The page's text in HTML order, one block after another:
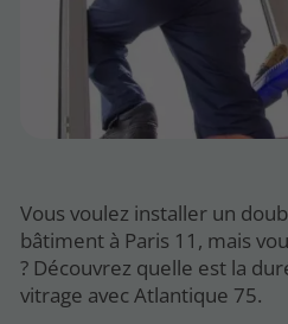
Vous voulez installer un
bâtiment à Paris 11, mais
? Découvrez quelle est la
vitrage avec Atlantique 75.